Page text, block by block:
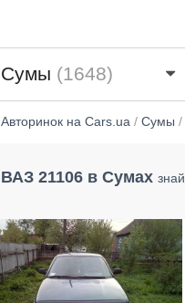
Сумы (1648)
Авторинок на Cars.ua/ Сумы /
ВАЗ 21106 в Сумах